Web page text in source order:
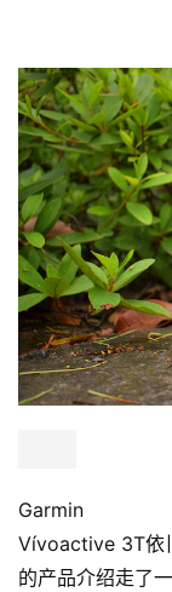
Garmin
Vívoactive 3T依
的产品介绍走了